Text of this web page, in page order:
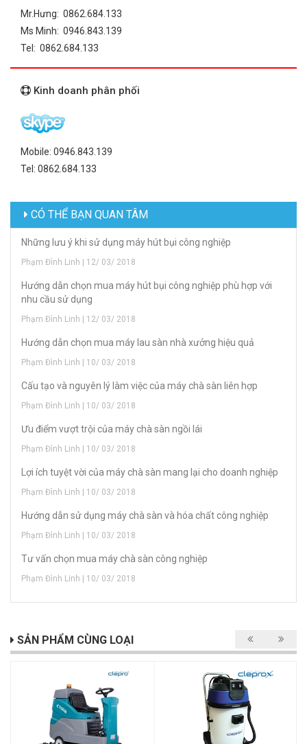
Mr.Hưng: 0862.684.133
Ms Minh: 0946.843.139
Tel: 0862.684.133
Kinh doanh phân phối
Mobile: 0946.843.139
Tel: 0862.684.133
CÓ THỂ BẠN QUAN TÂM
Những lưu ý khi sử dụng máy hút bụi công nghiệp
Phạm Đình Linh | 12/ 03/ 2018
Hướng dẫn chọn mua máy hút bụi công nghiệp phù hợp với
nhu cầu sử dụng
Phạm Đình Linh | 12/ 03/ 2018
Hướng dẫn chọn mua máy lau sàn nhà xưởng hiệu quả
Phạm Đình Linh | 10/ 03/ 2018
Cấu tạo và nguyên lý làm việc của máy chà sàn liên hợp
Phạm Đình Linh | 10/ 03/ 2018
Ưu điểm vượt trội của máy chà sàn ngồi lái
Phạm Đình Linh | 10/ 03/ 2018
Lợi ích tuyệt vời của máy chà sàn mang lại cho doanh nghiệp
Phạm Đình Linh | 10/ 03/ 2018
Hướng dẫn sử dụng máy chà sàn và hóa chất công nghiệp
Phạm Đình Linh | 10/ 03/ 2018
Tư vấn chọn mua máy chà sàn công nghiệp
Phạm Đình Linh | 10/ 03/ 2018
SẢN PHẨM CÙNG LOẠI